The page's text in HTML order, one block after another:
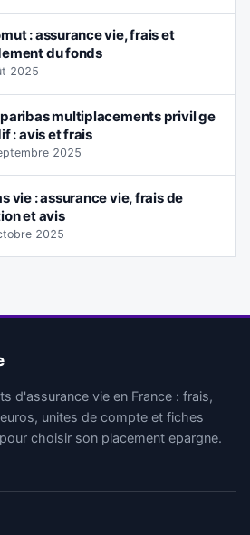
: assurance vie, frais et
du fonds
2025
multiplacements privil ge
: avis et frais
2025
vie : assurance vie, frais de
et avis
2025
d'assurance vie en France : frais,
unites de compte et fiches
choisir son placement epargne.